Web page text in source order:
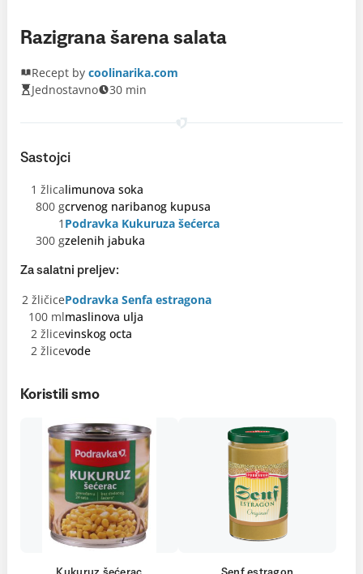
Razigrana šarena salata
Recept by coolinarika.com
Jednostavno
30 min
Sastojci
1 žlicalimunova soka
800 gcrvenog naribanog kupusa
1 Podravka Kukuruza šećerca
300 gzelenih jabuka
Za salatni preljev:
2 žličicePodravka Senfa estragona
100 mlmaslinova ulja
2 žlicevinskog octa
2 žlicevode
Koristili smo